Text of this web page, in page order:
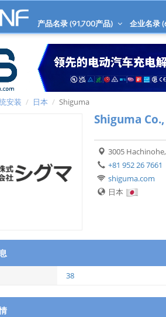
产品名录 (91,700产品) 企业名录 (
安装 日本 Shiguma
Shiguma
3005
+81 952 26 7661
shiguma.com
日本
38